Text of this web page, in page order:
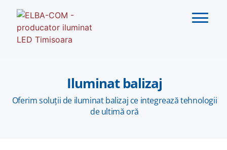
Iluminat balizaj
Oferim soluții de iluminat balizaj ce integrează tehnologii
de ultimă oră